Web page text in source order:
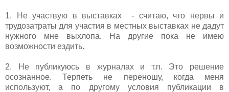
1. Не участвую в выставках - считаю, что нервы и
трудозатраты для участия в местных выставках не дадут
нужного мне выхлопа. На другие пока не имею
возможности ездить.
2. Не публикуюсь в журналах и т.п. Это решение
осознанное. Терпеть не переношу, когда меня
используют, а по другому условия публикации в